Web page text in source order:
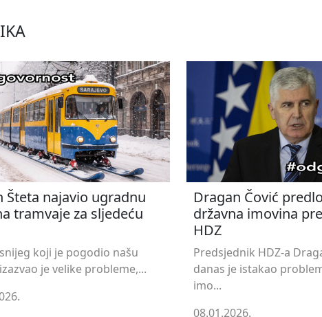
Šteta najavio ugradnu
tramvaje za sljedeću
koji je pogodio našu
je velike probleme,...
Dragan Čović
državna imovina
HDZ
Predsjednik HDZ-a
danas je istakao
imo...
08.01.2026.